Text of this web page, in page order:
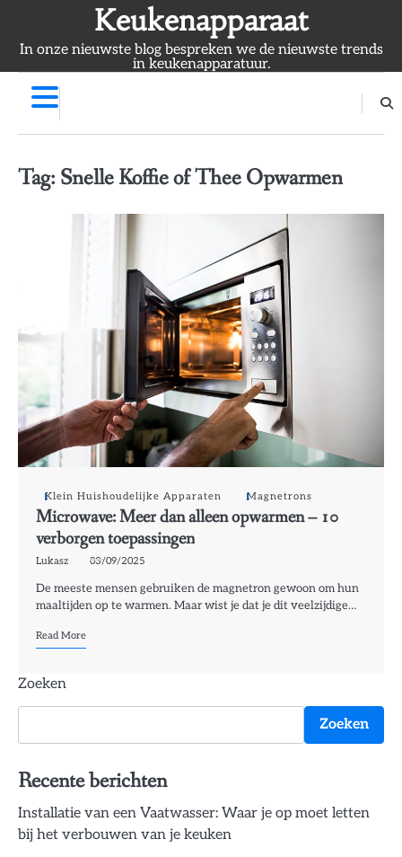
content
Keukenapparaat
In onze nieuwste blog bespreken we de nieuwste trends
in keukenapparatuur.
Tag: Snelle Koffie of Thee Opwarmen
Klein Huishoudelijke Apparaten Magnetrons
Microwave: Meer dan alleen opwarmen – 10
verborgen toepassingen
Lukasz 03/09/2025
De meeste mensen gebruiken de magnetron gewoon om hun
maaltijden op te warmen. Maar wist je dat je dit veelzijdige…
Read More
Zoeken
Zoeken
Recente berichten
Installatie van een Vaatwasser: Waar je op moet letten
bij het verbouwen van je keuken